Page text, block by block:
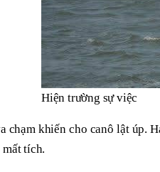
Hiện trường sự việc
chạm khiến cho canô lật úp.
tích.